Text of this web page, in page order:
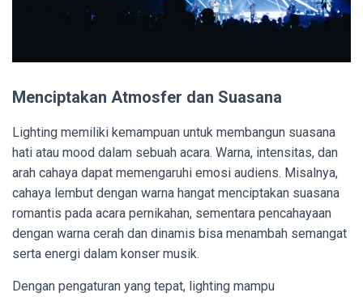
Menciptakan Atmosfer dan Suasana
Lighting memiliki kemampuan untuk membangun suasana
hati atau mood dalam sebuah acara. Warna, intensitas, dan
arah cahaya dapat memengaruhi emosi audiens. Misalnya,
cahaya lembut dengan warna hangat menciptakan suasana
romantis pada acara pernikahan, sementara pencahayaan
dengan warna cerah dan dinamis bisa menambah semangat
serta energi dalam konser musik.
Dengan pengaturan yang tepat, lighting mampu